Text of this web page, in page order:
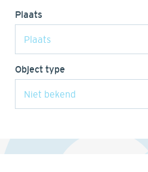
Plaats
Object type